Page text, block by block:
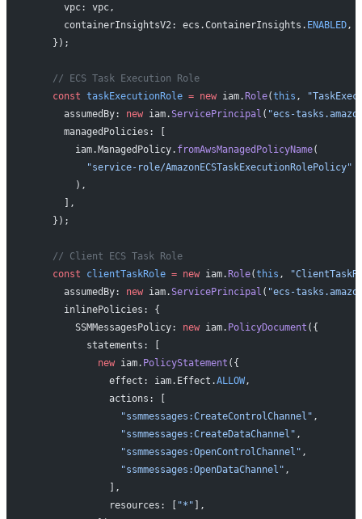
      vpc: vpc,
      containerInsightsV2: ecs.ContainerInsights.
ENABLED,
    });
    // ECS Task Execution Role
    const
taskExecutionRole = new iam. Role(this ,
      assumedBy:
new iam.ServicePrincipal ( "ecs-
      managedPolicies: [
        iam.ManagedPolicy.
fromAwsManagedPolicyName(
          "service-role/AmazonECSTaskExecutionRolePolicy"
        ),
      ],
    });
    // Client ECS Task Role
    const
clientTaskRole = new iam. Role(this ,
      assumedBy:
new iam.ServicePrincipal ( "ecs-
      inlinePolicies: {
        SSMMessagesPolicy:
new iam. PolicyDocument ({
          statements: [
            new
iam. PolicyStatement ({
              effect: iam.Effect.
ALLOW,
              actions: [
                "ssmmessages:CreateControlChannel"
,
                "ssmmessages:CreateDataChannel"
,
                "ssmmessages:OpenControlChannel"
,
                "ssmmessages:OpenDataChannel"
,
              ],
              resources: [
"*" ],